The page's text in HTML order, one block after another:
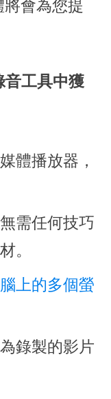
會為您提
音工具中獲
體播放器，
需任何技巧
。
上的多個螢
錄製的影片